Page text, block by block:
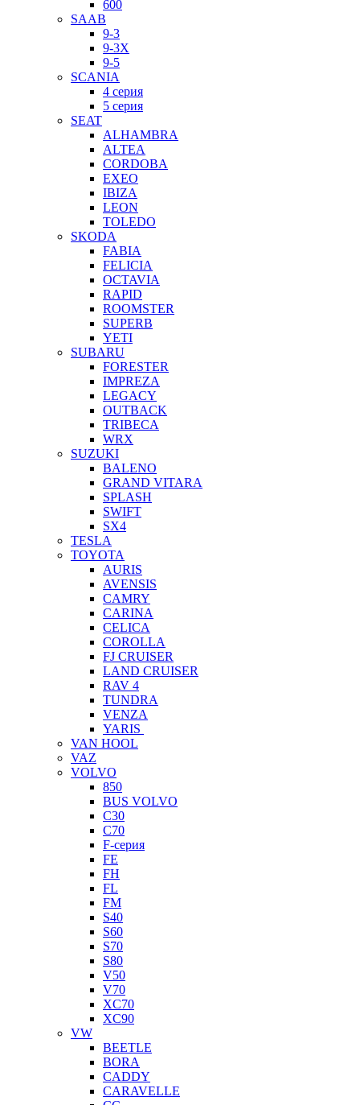
600
SAAB
9-3
9-3X
9-5
SCANIA
4 серия
5 серия
SEAT
ALHAMBRA
ALTEA
CORDOBA
EXEO
IBIZA
LEON
TOLEDO
SKODA
FABIA
FELICIA
OCTAVIA
RAPID
ROOMSTER
SUPERB
YETI
SUBARU
FORESTER
IMPREZA
LEGACY
OUTBACK
TRIBECA
WRX
SUZUKI
BALENO
GRAND VITARA
SPLASH
SWIFT
SX4
TESLA
TOYOTA
AURIS
AVENSIS
CAMRY
CARINA
CELICA
COROLLA
FJ CRUISER
LAND CRUISER
RAV 4
TUNDRA
VENZA
YARIS
VAN HOOL
VAZ
VOLVO
850
BUS VOLVO
C30
C70
F-серия
FE
FH
FL
FM
S40
S60
S70
S80
V50
V70
XC70
XC90
VW
BEETLE
BORA
CADDY
CARAVELLE